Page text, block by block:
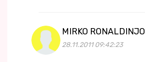
MIRKO RONALDINJO
28.11.2011 09:42:23